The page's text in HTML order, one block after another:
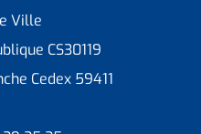
Ville
CS30119
Cedex 59411